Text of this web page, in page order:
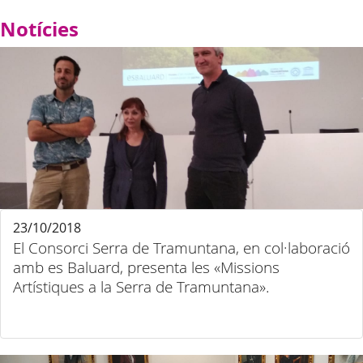
Notícies
El Consorci Serra de Tramuntana, en col·laboració
amb es Baluard, presenta les «Missions
Artístiques a la Serra de Tramuntana».
23/10/2018